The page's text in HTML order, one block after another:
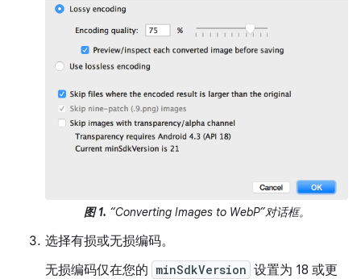
图 1. “Converting Images to WebP”对话框。
选择有损或无损编码。
无损编码仅在您的 minSdkVersion 设置为 18 或更